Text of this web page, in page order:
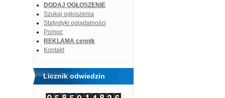
DODAJ OGŁOSZENIE
Szukaj ogłoszenia
Statystyki oglądalności
Pomoc
REKLAMA cennik
Kontakt
Licznik odwiedzin